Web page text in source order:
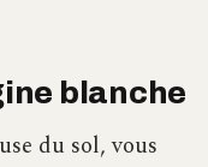
blanche
du sol, vous